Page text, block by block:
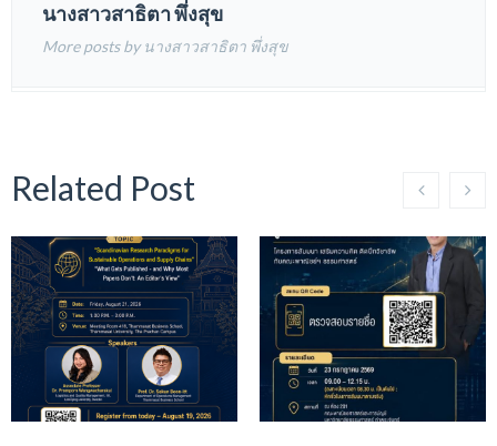
นางสาวสาธิตา พึ่งสุข
More posts by นางสาวสาธิตา พึ่งสุข
Related Post